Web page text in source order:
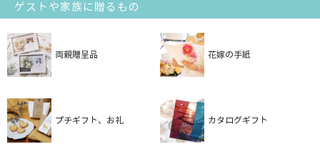
ゲストや家族に贈るもの
両親贈呈品 花嫁の手紙
プチギフト、お礼 カタログギフト